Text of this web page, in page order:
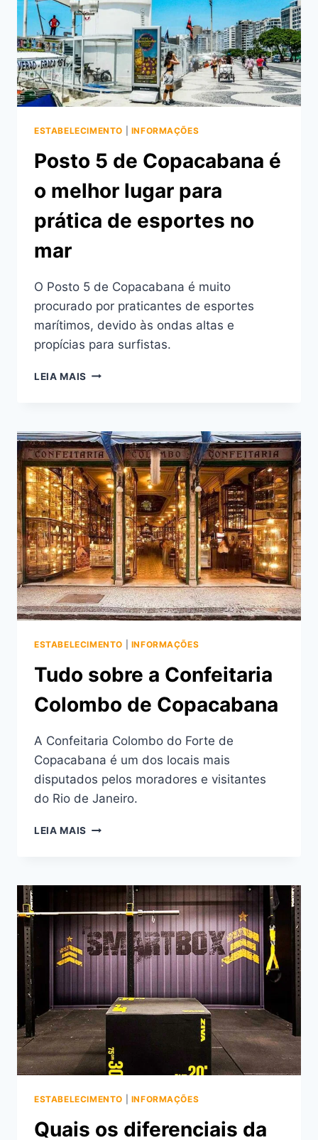
DE
PAPELARIA
ESTABELECIMENTO INFORMAÇÕES
Posto 5 de Copacabana é
o melhor lugar para
prática de esportes no
mar
O Posto 5 de Copacabana é muito
procurado por praticantes de esportes
marítimos, devido às ondas altas e
propícias para surfistas.
LEIA MAIS POSTO
É
O
MELHOR
LUGAR
PARA
PRÁTICA
DE
ESPORTES
NO
MAR
ESTABELECIMENTO INFORMAÇÕES
Tudo sobre a Confeitaria
Colombo de Copacabana
A Confeitaria Colombo do Forte de
Copacabana é um dos locais mais
disputados pelos moradores e visitantes
do Rio de Janeiro.
LEIA MAIS TUDO
COLOMBO
COPACABANA
ESTABELECIMENTO INFORMAÇÕES
Quais os diferenciais da